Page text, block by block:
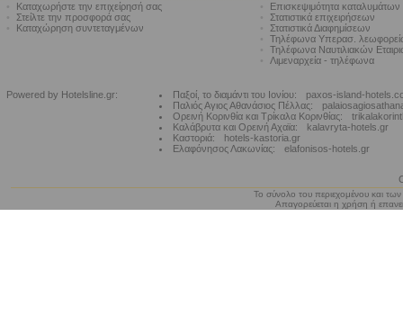
Καταχωρήστε την επιχείρησή σας
Στείλτε την προσφορά σας
Καταχώρηση συντεταγμένων
Επισκεψιμότητα καταλυμάτων
Στατιστικά επιχειρήσεων
Στατιστικά Διαφημίσεων
Τηλέφωνα Υπερασ.
Τηλέφωνα Ναυτιλιακών
Λιμεναρχεία - τηλέφωνα
Powered by Hotelsline.gr: Παξοί, το διαμάντι του Ιονίου:
paxos-island-
Παλιός Αγιος Αθανάσιος Πέλλας:
Ορεινή Κορινθία και Τρίκαλα Κορινθίας:
Καλάβρυτα και Ορεινή Αχαϊα:
kalavryta-hotels.gr
Καστοριά:
hotels-kastoria.gr
Ελαφόνησος Λακωνίας:
elafonisos-hotels.gr
Το σύνολο του περιεχομένου και
Απαγορεύεται η χρήση ή